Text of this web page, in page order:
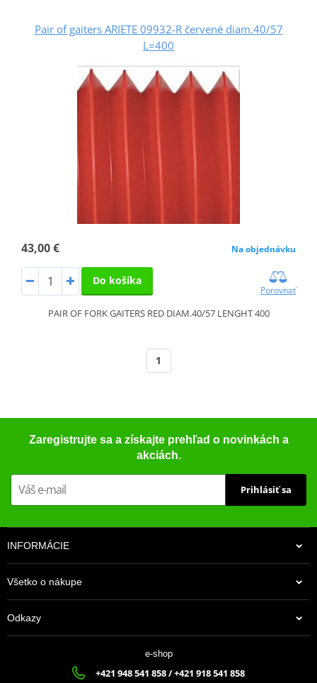
Pair of gaiters ARIETE 09932-R červené diam.40/57
L=400
43,00 € Na objednávku
Do košíka
Porovnať
PAIR OF FORK GAITERS RED DIAM.40/57 LENGHT 400
1
Zaregistrujte sa a získajte prehľad o novinkách a
akciách.
Prihlásiť sa
INFORMÁCIE
Všetko o nákupe
Odkazy
e-shop
+421 948 541 858 / +421 918 541 858